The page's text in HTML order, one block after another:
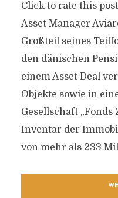
Click to rate this
Asset Manager
Großteil seines
den dänischen
einem Asset Deal
Objekte sowie in
Gesellschaft „Fonds
Inventar der
von mehr als 233